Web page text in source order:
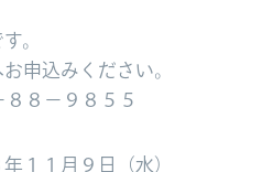
。
申込みください。
８－９８５５
１１月９日（水）